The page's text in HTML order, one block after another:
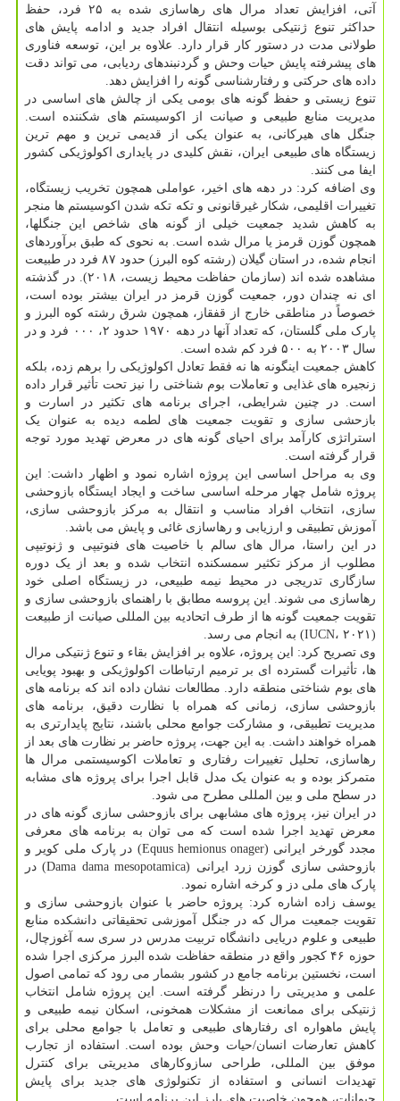
آتی، افزایش تعداد مرال های رهاسازی شده به ۲۵ فرد، حفظ
حداکثر تنوع ژنتیکی بوسیله انتقال افراد جدید و ادامه پایش های
طولانی مدت در دستور کار قرار دارد. علاوه بر این، توسعه فناوری
های پیشرفته پایش حیات وحش و گردنبندهای ردیابی، می تواند دقت
داده های حرکتی و رفتارشناسی گونه را افزایش دهد.
تنوع زیستی و حفظ گونه های بومی یکی از چالش های اساسی در
مدیریت منابع طبیعی و صیانت از اکوسیستم های شکننده است.
جنگل های هیرکانی، به عنوان یکی از قدیمی ترین و مهم ترین
زیستگاه های طبیعی ایران، نقش کلیدی در پایداری اکولوژیکی کشور
ایفا می کنند.
وی اضافه کرد: در دهه های اخیر، عواملی همچون تخریب زیستگاه،
تغییرات اقلیمی، شکار غیرقانونی و تکه تکه شدن اکوسیستم ها منجر
به کاهش شدید جمعیت خیلی از گونه های شاخص این جنگلها،
همچون گوزن قرمز یا مرال شده است. به نحوی که طبق برآوردهای
انجام شده، در استان گیلان (رشته کوه البرز) حدود ۸۷ فرد در طبیعت
مشاهده شده اند (سازمان حفاظت محیط زیست، ۲۰۱۸). در گذشته
ای نه چندان دور، جمعیت گوزن قرمز در ایران بیشتر بوده است،
خصوصاً در مناطقی خارج از قفقاز، همچون شرق رشته کوه البرز و
پارک ملی گلستان، که تعداد آنها در دهه ۱۹۷۰ حدود ۲، ۰۰۰ فرد و در
سال ۲۰۰۳ به ۵۰۰ فرد کم شده است.
کاهش جمعیت اینگونه ها نه فقط تعادل اکولوژیکی را برهم زده، بلکه
زنجیره های غذایی و تعاملات بوم شناختی را نیز تحت تأثیر قرار داده
است. در چنین شرایطی، اجرای برنامه های تکثیر در اسارت و
بازحشی سازی و تقویت جمعیت های لطمه دیده به عنوان یک
استراتژی کارآمد برای احیای گونه های در معرض تهدید مورد توجه
قرار گرفته است.
وی به مراحل اساسی این پروژه اشاره نمود و اظهار داشت: این
پروژه شامل چهار مرحله اساسی ساخت و ایجاد ایستگاه بازوحشی
سازی، انتخاب افراد مناسب و انتقال به مرکز بازوحشی سازی،
آموزش تطبیقی و ارزیابی و رهاسازی غائی و پایش می باشد.
در این راستا، مرال های سالم با خاصیت های فنوتیپی و ژنوتیپی
مطلوب از مرکز تکثیر سمسکنده انتخاب شده و بعد از یک دوره
سازگاری تدریجی در محیط نیمه طبیعی، در زیستگاه اصلی خود
رهاسازی می شوند. این پروسه مطابق با راهنمای بازوحشی سازی و
تقویت جمعیت گونه ها از طرف اتحادیه بین المللی صیانت از طبیعت
(IUCN، ۲۰۲۱) به انجام می رسد.
وی تصریح کرد: این پروژه، علاوه بر افزایش بقاء و تنوع ژنتیکی مرال
ها، تأثیرات گسترده ای بر ترمیم ارتباطات اکولوژیکی و بهبود پویایی
های بوم شناختی منطقه دارد. مطالعات نشان داده اند که برنامه های
بازوحشی سازی، زمانی که همراه با نظارت دقیق، برنامه های
مدیریت تطبیقی، و مشارکت جوامع محلی باشند، نتایج پایدارتری به
همراه خواهند داشت. به این جهت، پروژه حاضر بر نظارت های بعد از
رهاسازی، تحلیل تغییرات رفتاری و تعاملات اکوسیستمی مرال ها
متمرکز بوده و به عنوان یک مدل قابل اجرا برای پروژه های مشابه
در سطح ملی و بین المللی مطرح می شود.
در ایران نیز، پروژه های مشابهی برای بازوحشی سازی گونه های در
معرض تهدید اجرا شده است که می توان به برنامه های معرفی
مجدد گورخر ایرانی (Equus hemionus onager) در پارک ملی کویر و
بازوحشی سازی گوزن زرد ایرانی (Dama dama mesopotamica) در
پارک های ملی دز و کرخه اشاره نمود.
یوسف زاده اشاره کرد: پروژه حاضر با عنوان بازوحشی سازی و
تقویت جمعیت مرال که در جنگل آموزشی تحقیقاتی دانشکده منابع
طبیعی و علوم دریایی دانشگاه تربیت مدرس در سری سه آغوزچال،
حوزه ۴۶ کجور واقع در منطقه حفاظت شده البرز مرکزی اجرا شده
است، نخستین برنامه جامع در کشور بشمار می رود که تمامی اصول
علمی و مدیریتی را درنظر گرفته است. این پروژه شامل انتخاب
ژنتیکی برای ممانعت از مشکلات همخونی، اسکان نیمه طبیعی و
پایش ماهواره ای رفتارهای طبیعی و تعامل با جوامع محلی برای
کاهش تعارضات انسان/حیات وحش بوده است. استفاده از تجارب
موفق بین المللی، طراحی سازوکارهای مدیریتی برای کنترل
تهدیدات انسانی و استفاده از تکنولوژی های جدید برای پایش